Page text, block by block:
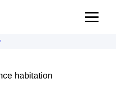
habitation